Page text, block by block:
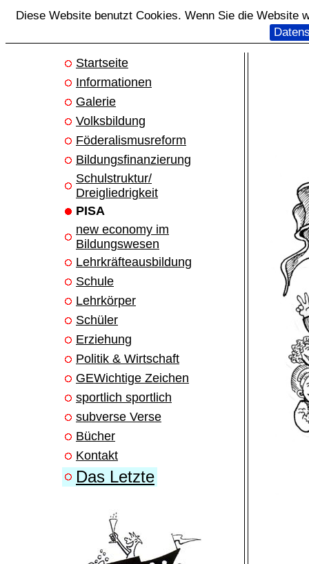
Diese Website benutzt Cookies. Wenn Sie die Website
Startseite
Informationen
Galerie
Volksbildung
Föderalismusreform
Bildungsfinanzierung
Schulstruktur/
Dreigliedrigkeit
PISA
new economy im
Bildungswesen
Lehrkräfteausbildung
Schule
Lehrkörper
Schüler
Erziehung
Politik & Wirtschaft
GEWichtige Zeichen
sportlich sportlich
subverse Verse
Bücher
Kontakt
Das Letzte